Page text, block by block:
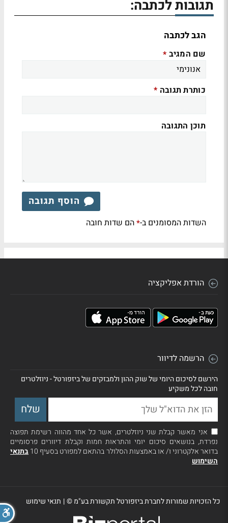
תגובות לכתבה:
הגב לכתבה
שם המגיב *
כותרת תגובה *
תוכן התגובה
הוסף תגובה
השדות המסומנים ב-*הם שדות חובה
הורדת אפליקציה
הרשמה לדיוור
הירשם לסיכום היומי של שוק ההון ולמבזקים של ביזפורטל - ניוזלטרים
חובה לכל משקיע
אני מאשר קבלת שני ניוזלטרים, אשר כל אחד מהווה רשימת תפוצה
נפרדת, בנושאים סיכום יומי והתראות חמות וקבלת דיוורים פרסומיים
בדואר אלקטרוני ו/ או באמצעות הסלולר בהתאם למפורט בסעיף 10
בתנאי
השימוש
כל הזכויות שמורות לחברת ביזפורטל תקשורת בע"מ ©| תנאי שימוש